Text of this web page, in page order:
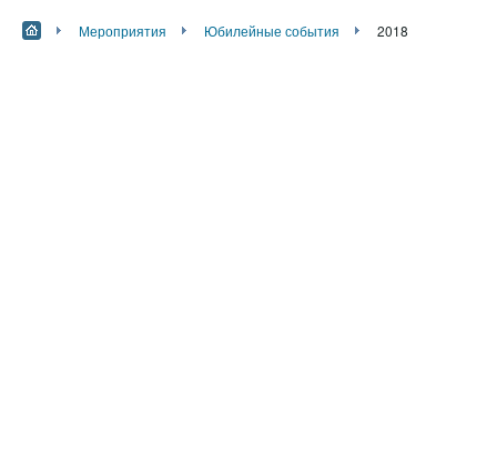
Мероприятия Юбилейные события 2018